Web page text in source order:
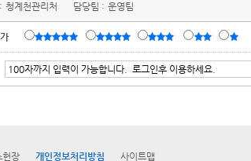
청계천관리처 담당팀 : 운영팀
헌장 개인정보처리방침 사이트맵